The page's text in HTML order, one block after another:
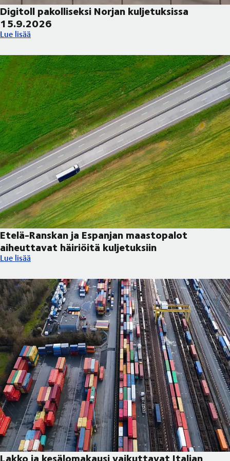
Digitoll pakolliseksi Norjan kuljetuksissa
15.9.2026
Digitoll pakolliseksi Norjan kuljetuksissa 15.9.2026
Lue lisää
Etelä-Ranskan ja Espanjan maastopalot
aiheuttavat häiriöitä kuljetuksiin
Etelä-Ranskan ja Espanjan maastopalot aiheuttavat häiriöitä
Lue lisää
Lakko ja kesälomakausi vaikuttavat Italian